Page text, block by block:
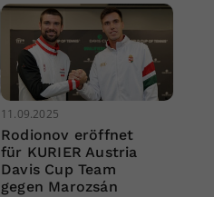
11.09.2025
Rodionov eröffnet
für KURIER Austria
Davis Cup Team
gegen Marozsán